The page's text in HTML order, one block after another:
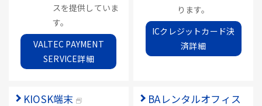
スを提供していま
す。
VALTEC PAYMENT
SERVICE詳細
ります。
ICクレジットカード決
済詳細
KIOSK端末
BAレンタルオフィス